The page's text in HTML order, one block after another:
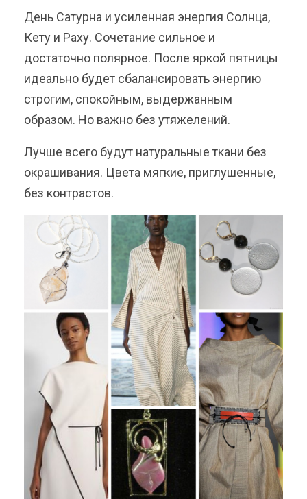
День Сатурна и усиленная энергия Солнца,
Кету и Раху. Сочетание сильное и
достаточно полярное. После яркой пятницы
идеально будет сбалансировать энергию
строгим, спокойным, выдержанным
образом. Но важно без утяжелений.
Лучше всего будут натуральные ткани без
окрашивания. Цвета мягкие, приглушенные,
без контрастов.